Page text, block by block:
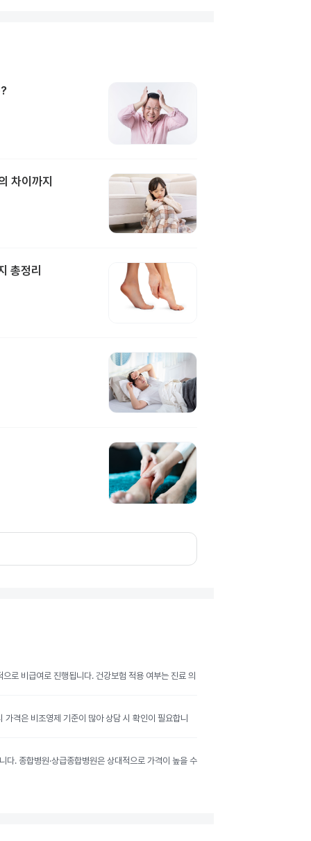
차이까지
총정리
로 비급여로 진행됩니다. 건강보험 적용 여부는 진료 의
격은 비조영제 기준이 많아 상담 시 확인이 필요합니
. 종합병원·상급종합병원은 상대적으로 가격이 높을 수